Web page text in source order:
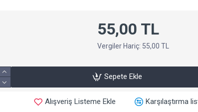
55,00 TL
Vergiler Hariç: 55,00 TL
Sepete Ekle
Alışveriş Listeme Ekle Karşılaştırma